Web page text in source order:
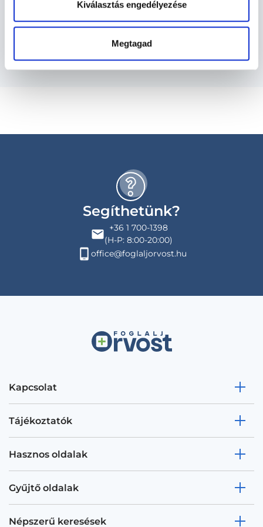
Kiválasztás engedélyezése
Megtagad
Budapesti és vidéki ultrahangos szakorvos
Segíthetünk?
+36 1 700-1398
(H-P: 8:00-20:00)
office@foglaljorvost.hu
Kapcsolat
Tájékoztatók
Hasznos oldalak
Gyűjtő oldalak
Népszerű keresések